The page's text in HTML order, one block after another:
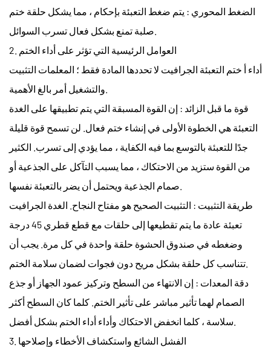
الضغط المحوري : يتم ضغط التعبئة بإحكام ، مما يشكل حلقة ختم
2. العوامل الرئيسية التي تؤثر على أداء الختم
أداء أ ختم التعبئة الجرافيت لا تحددها المادة فقط ؛ المعلمات التثبيت
قوة ما قبل الزائد : إن القوة المسبقة التي يتم تطبيقها على الغدة
التعبئة هي الخطوة الأولى في إنشاء ختم فعال. لن تسمح قوة قليلة
جدًا للتعبئة بالتوسع بما فيه الكفاية ، مما يؤدي إلى تسرب. الكثير
من القوة ستزيد من الاحتكاك ، مما يسبب التآكل على الجذعية أو
طريقة التثبيت : التثبيت الصحيح هو مفتاح النجاح. الغدة الجرافيت
تعبئة
عادة ما يتم تقطيعها إلى حلقات مع قطع قطري 45 درجة
وضغطه في صندوق الحشوة حلقة واحدة في كل مرة. يجب أن
دقة المعدات : إن الانتهاء من السطح وتركيز عمود الجهاز أو جذع
الصمام لهما تأثير مباشر على تأثير الختم. كلما كان السطح أكثر
3. الفشل الشائع واستكشاف الأخطاء وإصلاحها